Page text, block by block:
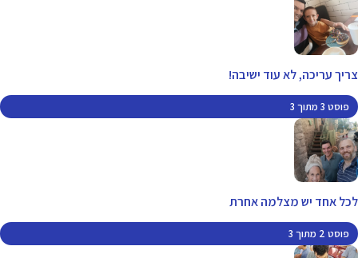
צריך עריכה, לא עוד ישיבה!
פוסט 3 מתוך 3
לכל אחד יש מצלמה אחרת
פוסט 2 מתוך 3